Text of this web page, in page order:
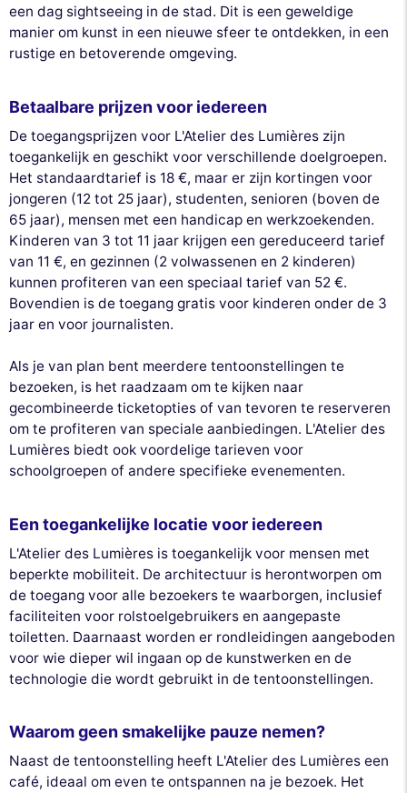
een dag sightseeing in de stad. Dit is een geweldige
manier om kunst in een nieuwe sfeer te ontdekken, in een
rustige en betoverende omgeving.
Betaalbare prijzen voor iedereen
De toegangsprijzen voor L'Atelier des Lumières zijn
toegankelijk en geschikt voor verschillende doelgroepen.
Het standaardtarief is 18 €, maar er zijn kortingen voor
jongeren (12 tot 25 jaar), studenten, senioren (boven de
65 jaar), mensen met een handicap en werkzoekenden.
Kinderen van 3 tot 11 jaar krijgen een gereduceerd tarief
van 11 €, en gezinnen (2 volwassenen en 2 kinderen)
kunnen profiteren van een speciaal tarief van 52 €.
Bovendien is de toegang gratis voor kinderen onder de 3
jaar en voor journalisten.
Als je van plan bent meerdere tentoonstellingen te
bezoeken, is het raadzaam om te kijken naar
gecombineerde ticketopties of van tevoren te reserveren
om te profiteren van speciale aanbiedingen. L'Atelier des
Lumières biedt ook voordelige tarieven voor
schoolgroepen of andere specifieke evenementen.
Een toegankelijke locatie voor iedereen
L'Atelier des Lumières is toegankelijk voor mensen met
beperkte mobiliteit. De architectuur is herontworpen om
de toegang voor alle bezoekers te waarborgen, inclusief
faciliteiten voor rolstoelgebruikers en aangepaste
toiletten. Daarnaast worden er rondleidingen aangeboden
voor wie dieper wil ingaan op de kunstwerken en de
technologie die wordt gebruikt in de tentoonstellingen.
Waarom geen smakelijke pauze nemen?
Naast de tentoonstelling heeft L'Atelier des Lumières een
café, ideaal om even te ontspannen na je bezoek. Het